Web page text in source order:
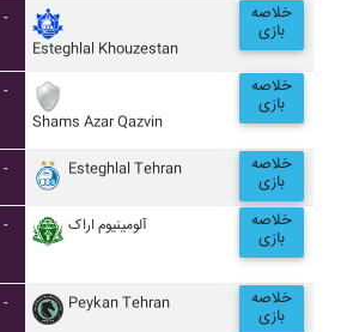
-
Esteghlal Khouzestan
خلاصه
بازی
-
Shams Azar Qazvin
خلاصه
بازی
- Esteghlal Tehran خلاصه
بازی
- آلومينيوم اراک خلاصه
بازی
- Peykan Tehran خلاصه
بازی